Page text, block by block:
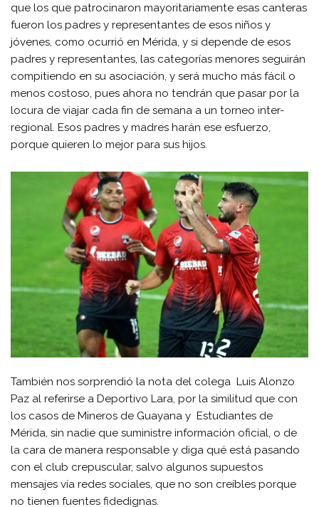
que los que patrocinaron mayoritariamente esas canteras
fueron los padres y representantes de esos niños y
jóvenes, como ocurrió en Mérida, y si depende de esos
padres y representantes, las categorías menores seguirán
compitiendo en su asociación, y será mucho más fácil o
menos costoso, pues ahora no tendrán que pasar por la
locura de viajar cada fin de semana a un torneo inter-
regional. Esos padres y madres harán ese esfuerzo,
porque quieren lo mejor para sus hijos.
También nos sorprendió la nota del colega Luis Alonzo
Paz al referirse a Deportivo Lara, por la similitud que con
los casos de Mineros de Guayana y Estudiantes de
Mérida, sin nadie que suministre información oficial, o de
la cara de manera responsable y diga qué está pasando
con el club crepuscular, salvo algunos supuestos
mensajes vía redes sociales, que no son creíbles porque
no tienen fuentes fidedignas.